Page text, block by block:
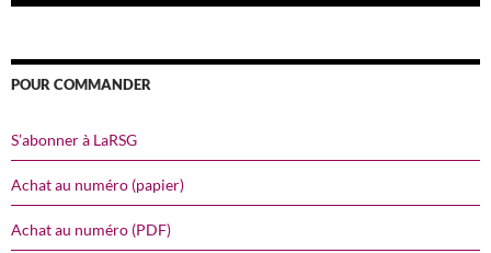
POUR COMMANDER
S’abonner à LaRSG
Achat au numéro (papier)
Achat au numéro (PDF)